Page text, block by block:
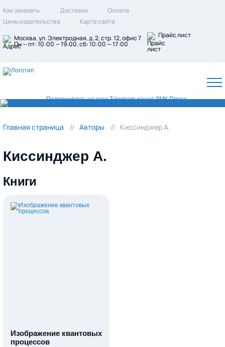
Как заказать Доставка
Оплата
Цены издательства
Карта сайта
Москва, ул. Электродная, д. 2, стр. 12, офис 7
Пн — пт: 10:00 — 19:00, сб: 10:00 — 17:00
Прайс лист
Главная страница Авторы Киссинджер А.
Киссинджер А.
Книги
Изображение квантовых
процессов